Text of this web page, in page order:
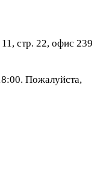
стр. 22, офис 239
Пожалуйста,